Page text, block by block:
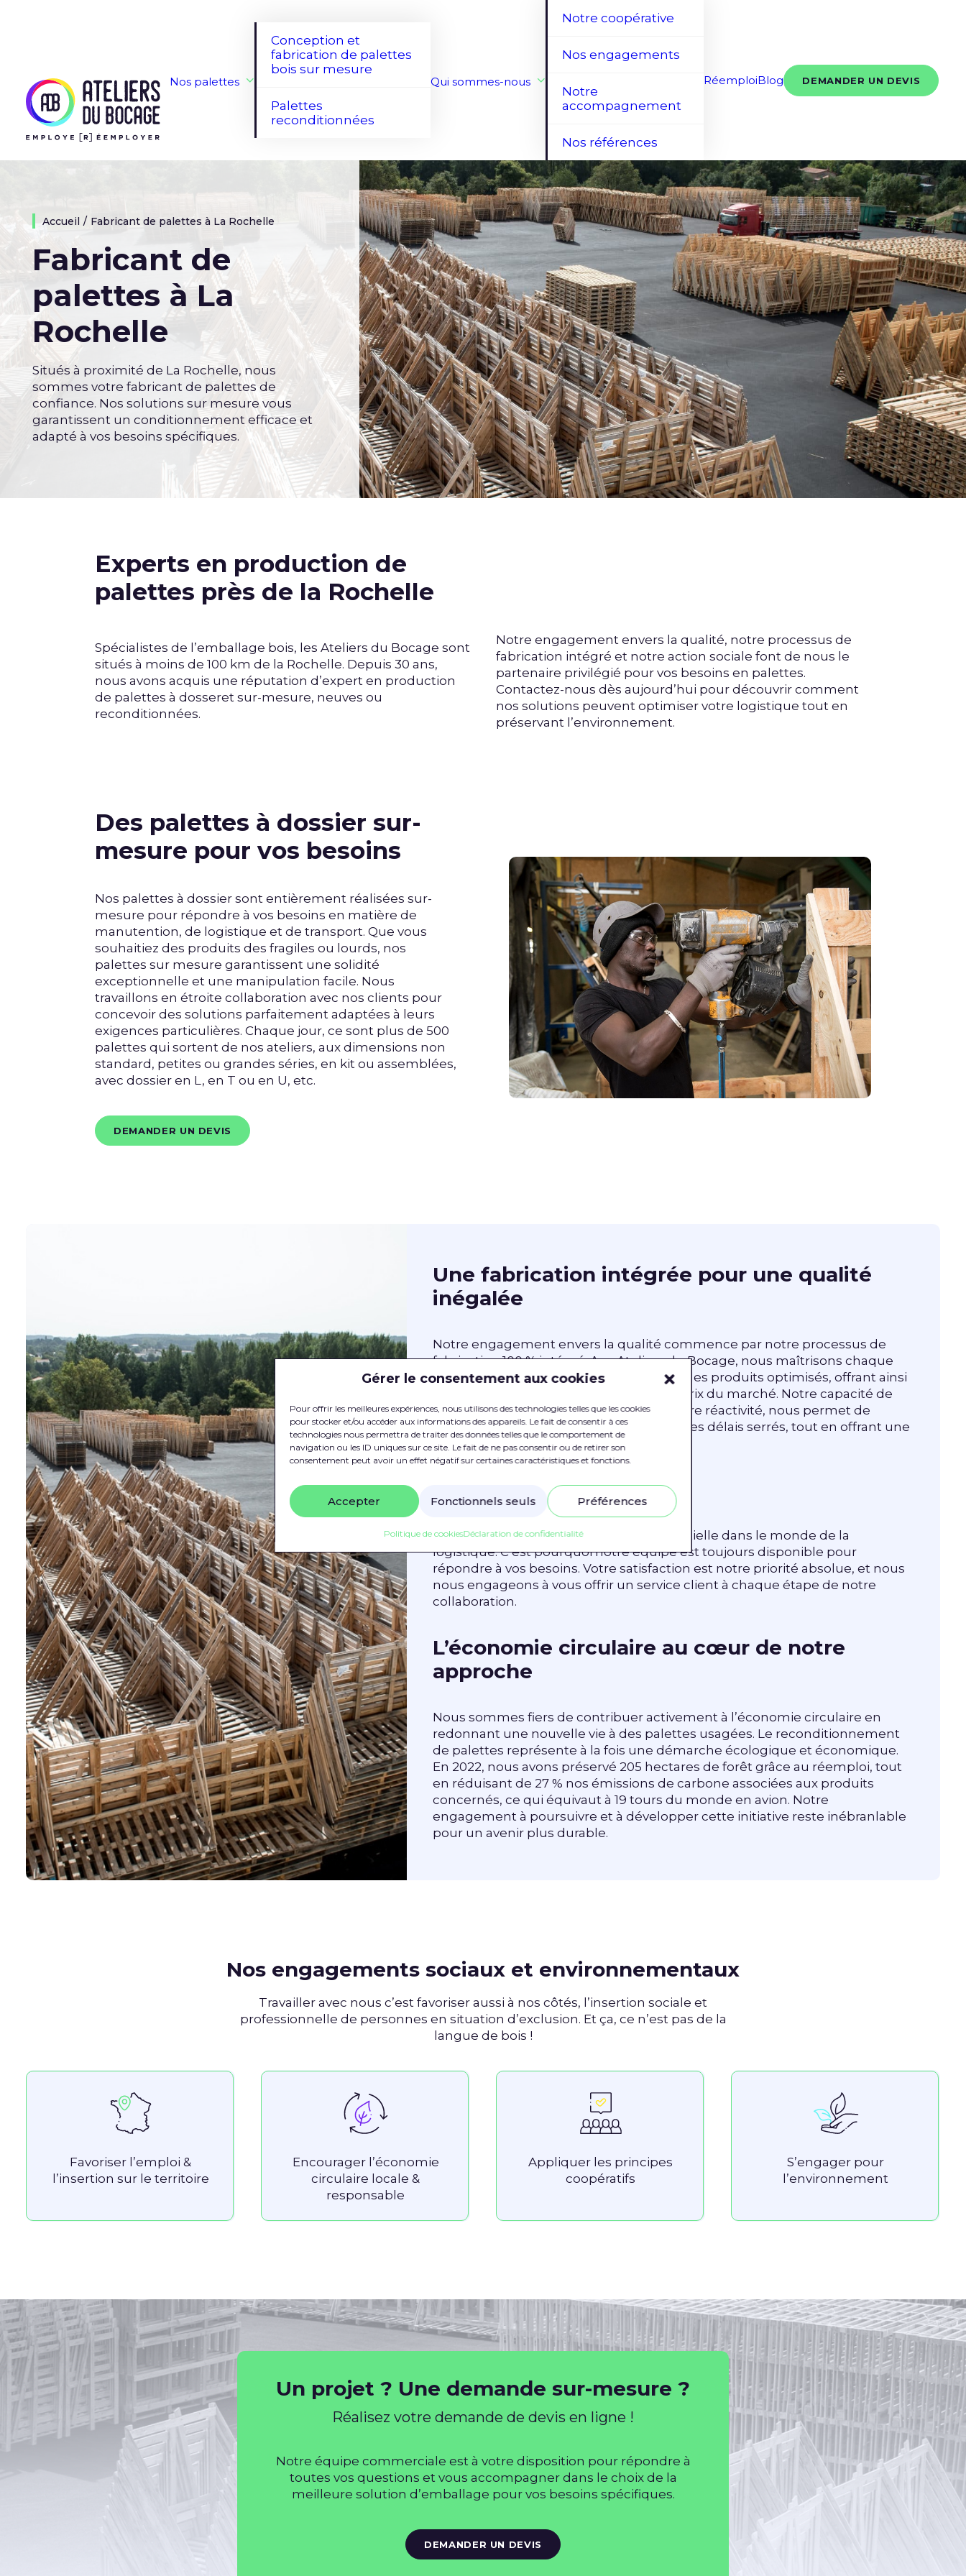
Gérer le consentement aux cookies
Pour offrir les meilleures expériences, nous utilisons des technologies telles que les cookies
pour stocker et/ou accéder aux informations des appareils. Le fait de consentir à ces
technologies nous permettra de traiter des données telles que le comportement de
navigation ou les ID uniques sur ce site. Le fait de ne pas consentir ou de retirer son
consentement peut avoir un effet négatif sur certaines caractéristiques et fonctions.
Accepter Fonctionnels seuls Préférences
Politique de cookiesDéclaration de confidentialité
Nos palettes
Conception et
fabrication de palettes
bois sur mesure
Palettes
reconditionnées
Qui sommes-nous
Notre coopérative
Nos engagements
Notre
accompagnement
Nos références
RéemploiBlog DEMANDER UN DEVIS
Accueil Fabricant de palettes à La Rochelle
Fabricant de
palettes à La
Rochelle
Situés à proximité de La Rochelle, nous
sommes votre fabricant de palettes de
confiance. Nos solutions sur mesure vous
garantissent un conditionnement efficace et
adapté à vos besoins spécifiques.
Experts en production de
palettes près de la Rochelle
Spécialistes de l’emballage bois, les Ateliers du Bocage sont
situés à moins de 100 km de la Rochelle. Depuis 30 ans,
nous avons acquis une réputation d’expert en production
de palettes à dosseret sur-mesure, neuves ou
reconditionnées.
Notre engagement envers la qualité, notre processus de
fabrication intégré et notre action sociale font de nous le
partenaire privilégié pour vos besoins en palettes.
Contactez-nous dès aujourd’hui pour découvrir comment
nos solutions peuvent optimiser votre logistique tout en
préservant l’environnement.
Des palettes à dossier sur-
mesure pour vos besoins
Nos palettes à dossier sont entièrement réalisées sur-
mesure pour répondre à vos besoins en matière de
manutention, de logistique et de transport. Que vous
souhaitiez des produits des fragiles ou lourds, nos
palettes sur mesure garantissent une solidité
exceptionnelle et une manipulation facile. Nous
travaillons en étroite collaboration avec nos clients pour
concevoir des solutions parfaitement adaptées à leurs
exigences particulières. Chaque jour, ce sont plus de 500
palettes qui sortent de nos ateliers, aux dimensions non
standard, petites ou grandes séries, en kit ou assemblées,
avec dossier en L, en T ou en U, etc.
DEMANDER UN DEVIS
Une fabrication intégrée pour une qualité
inégalée
Notre engagement envers la qualité commence par notre processus de
fabrication 100 % intégré. Aux Ateliers du Bocage, nous maîtrisons chaque
étape, ce qui nous permet de concevoir des produits optimisés, offrant ainsi
à nos clients le meilleur rapport qualité/prix du marché. Notre capacité de
production élevée, accompagnée de notre réactivité, nous permet de
satisfaire des volumes importants dans des délais serrés, tout en offrant une
personnalisation adaptée à vos besoins.
Un service client réactif
Nous pensons que la réactivité est essentielle dans le monde de la
logistique. C’est pourquoi notre équipe est toujours disponible pour
répondre à vos besoins. Votre satisfaction est notre priorité absolue, et nous
nous engageons à vous offrir un service client à chaque étape de notre
collaboration.
L’économie circulaire au cœur de notre
approche
Nous sommes fiers de contribuer activement à l’économie circulaire en
redonnant une nouvelle vie à des palettes usagées. Le reconditionnement
de palettes représente à la fois une démarche écologique et économique.
En 2022, nous avons préservé 205 hectares de forêt grâce au réemploi, tout
en réduisant de 27 % nos émissions de carbone associées aux produits
concernés, ce qui équivaut à 19 tours du monde en avion. Notre
engagement à poursuivre et à développer cette initiative reste inébranlable
pour un avenir plus durable.
Nos engagements sociaux et environnementaux
Travailler avec nous c’est favoriser aussi à nos côtés, l’insertion sociale et
professionnelle de personnes en situation d’exclusion. Et ça, ce n’est pas de la
langue de bois !
Favoriser l’emploi &
l’insertion sur le territoire
Encourager l’économie
circulaire locale &
responsable
Appliquer les principes
coopératifs
S’engager pour
l’environnement
Un projet ? Une demande sur-mesure ?
Réalisez votre demande de devis en ligne !
Notre équipe commerciale est à votre disposition pour répondre à
toutes vos questions et vous accompagner dans le choix de la
meilleure solution d’emballage pour vos besoins spécifiques.
DEMANDER UN DEVIS